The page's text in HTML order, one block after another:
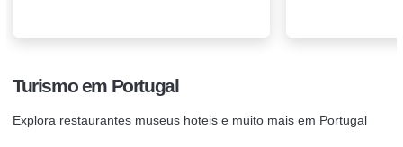
Turismo em Portugal
Explora restaurantes museus hoteis e muito mais em Portugal